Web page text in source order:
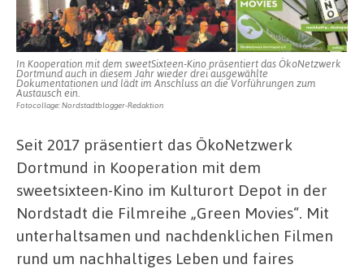
In Kooperation mit dem sweetSixteen-Kino präsentiert das ÖkoNetzwerk
Dortmund auch in diesem Jahr wieder drei ausgewählte
Dokumentationen und lädt im Anschluss an die Vorführungen zum
Austausch ein.
Fotocollage: Nordstadtblogger-Redaktion
Seit 2017 präsentiert das ÖkoNetzwerk
Dortmund in Kooperation mit dem
sweetsixteen-Kino im Kulturort Depot in der
Nordstadt die Filmreihe „Green Movies“. Mit
unterhaltsamen und nachdenklichen Filmen
rund um nachhaltiges Leben und faires